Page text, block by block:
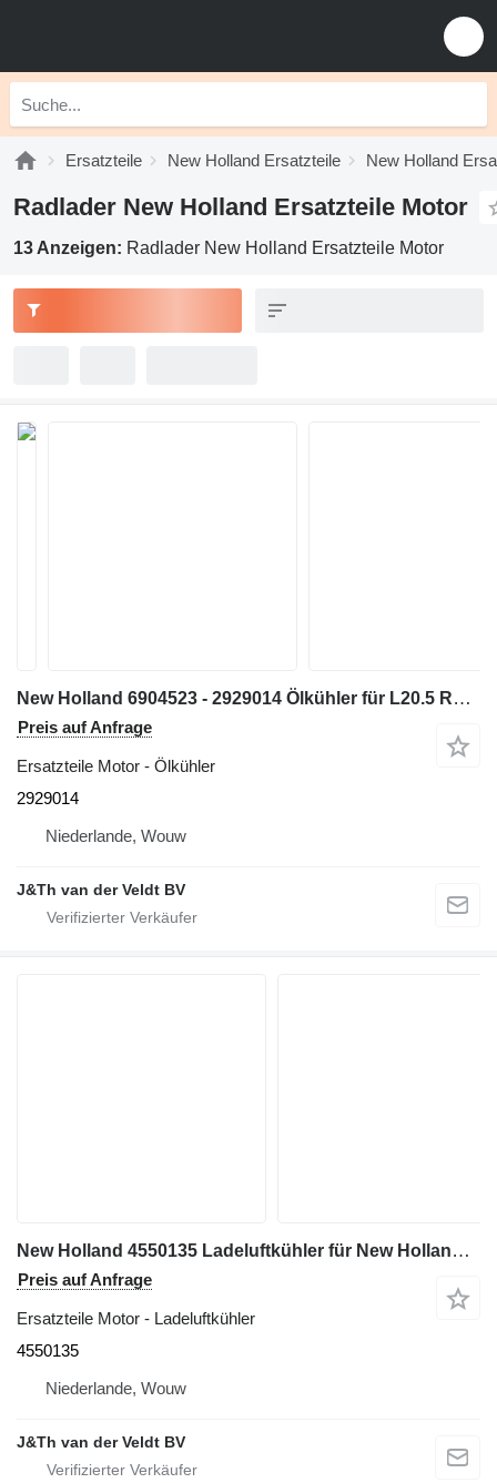
Ersatzteile New Holland Ersatzteile New Holland
Radlader New Holland Ersatzteile Motor
13 Anzeigen: Radlader New Holland Ersatzteile Motor
New Holland 6904523 - 2929014 Ölkühler für L20.5 Radlader
Preis auf Anfrage
Ersatzteile Motor - Ölkühler
2929014
Niederlande, Wouw
J&Th van der Veldt BV
New Holland 4550135 Ladeluftkühler für New Holland W50 W60 W70 W80 21D L5.5 L6.5 L8.5 121D 221D 321D L10.5 LW50B LW70B Radlader
Preis auf Anfrage
Ersatzteile Motor - Ladeluftkühler
4550135
Niederlande, Wouw
J&Th van der Veldt BV